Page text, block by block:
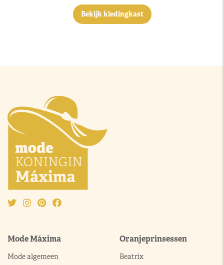
Bekijk kledingkast
Mode Máxima
Mode algemeen
Oranjeprinsessen
Beatrix